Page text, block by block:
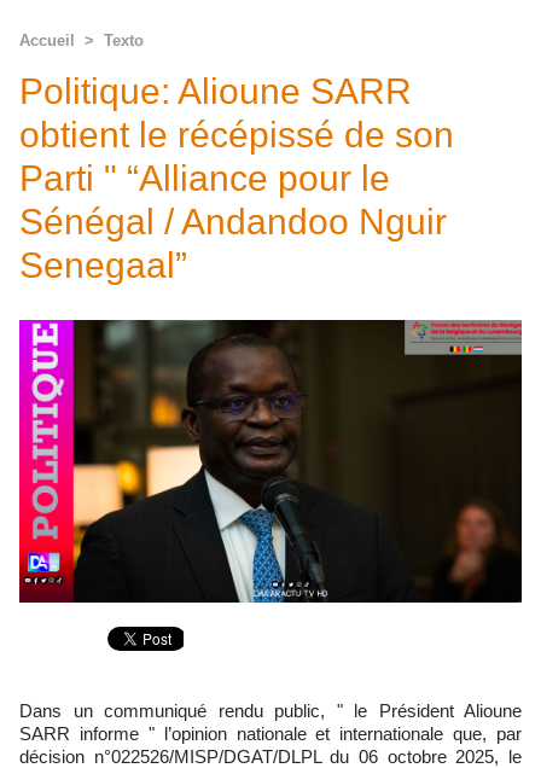
Accueil > Texto
Politique: Alioune SARR
obtient le récépissé de son
Parti " “Alliance pour le
Sénégal / Andandoo Nguir
Senegaal”
Dans un communiqué rendu public, " le Président Alioune
SARR informe " l’opinion nationale et internationale que, par
décision n°022526/MISP/DGAT/DLPL du 06 octobre 2025, le